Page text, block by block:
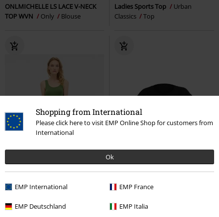
Shopping from International
Please click here to visit EMP Online Shop for customers from
International
Ok
EMP International EMP France
EMP Deutschland EMP Italia
ONLMICHELLE LS LACE V-NECK
TOP WVN
Only Blouse
Ladies Sports Top
Urban
Classics
Top